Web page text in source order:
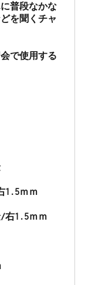
お
客
り
理
売
普段なかな
を聞くチャ
で使用する
1.5ｍｍ
/右1.5ｍｍ